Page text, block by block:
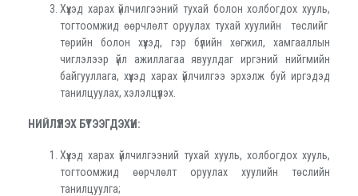
Хүүхэд харах үйлчилгээний тухай болон холбогдох хууль,
тогтоомжид өөрчлөлт оруулах тухай хуулийн төслийг
төрийн болон хүүхэд, гэр бүлийн хөгжил, хамгааллын
чиглэлээр үйл ажиллагаа явуулдаг иргэний нийгмийн
байгууллага, хүүхэд харах үйлчилгээ эрхэлж буй иргэдэд
танилцуулах, хэлэлцүүлэх.
НИЙЛҮҮЛЭХ БҮТЭЭГДЭХҮҮН:
Хүүхэд харах үйлчилгээний тухай хууль, холбогдох хууль,
тогтоомжид өөрчлөлт оруулах хуулийн төслийн
танилцуулга;